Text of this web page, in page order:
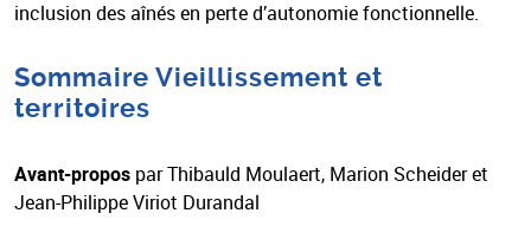
inclusion des aînés en perte d’autonomie fonctionnelle.
Sommaire Vieillissement et
territoires
Avant-propos par Thibauld Moulaert, Marion Scheider et
Jean-Philippe Viriot Durandal